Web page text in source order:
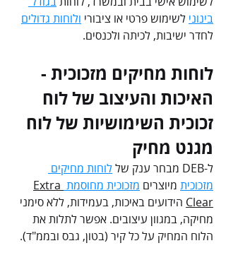
בינוני לשימוש פרטי או ציבורי ולוחות גדולים
לחדר ישיבות, לכיתה ולכנסים.
לוחות מחיקים מזכוכית -
האיכות והעיצוב של לוח
זכוכית השימושיות של לוח
מגנט מחיק
ל-DEB מבחר ענק של
לוחות מחיקים
מזכוכית מיוצרים מזכוכית מחוסמת Extra
Clear הידועים באיכות, בעמידות, ללא סימני
מחיקה, במגוון עיצובים. אפשר לתלות את
הלוח המחיק על כל קיר (בטון, גבס ובממ"ד).